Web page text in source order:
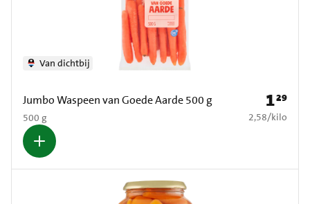
Jumbo Waspeen van Goede Aarde 500 g
500 g
Van dichtbij
Prijs: €
129
€ 2,58 per kilo
2,58/kilo